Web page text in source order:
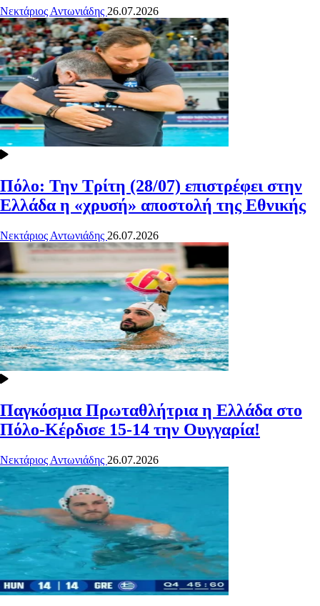
Νεκτάριος Αντωνιάδης 26.07.2026
Πόλο: Την Τρίτη (28/07) επιστρέφει στην
Ελλάδα η «χρυσή» αποστολή της Εθνικής
Νεκτάριος Αντωνιάδης 26.07.2026
Παγκόσμια Πρωταθλήτρια η Ελλάδα στο
Πόλο-Κέρδισε 15-14 την Ουγγαρία!
Νεκτάριος Αντωνιάδης 26.07.2026